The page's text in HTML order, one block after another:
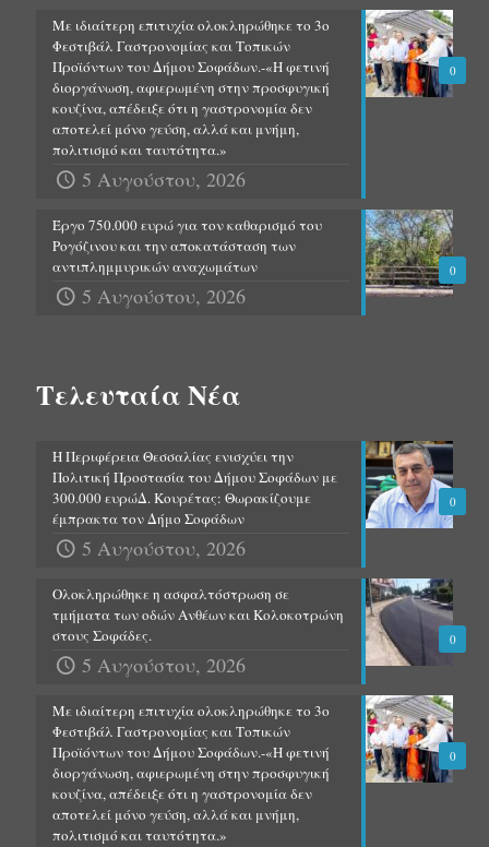
0
Με ιδιαίτερη επιτυχία ολοκληρώθηκε το 3ο
Φεστιβάλ Γαστρονομίας και Τοπικών
Προϊόντων του Δήμου Σοφάδων.-«Η φετινή
διοργάνωση, αφιερωμένη στην προσφυγική
κουζίνα, απέδειξε ότι η γαστρονομία δεν
αποτελεί μόνο γεύση, αλλά και μνήμη,
πολιτισμό και ταυτότητα.»
5 Αυγούστου, 2026
0
Έργο 750.000 ευρώ για τον καθαρισμό του
Ρογόζινου και την αποκατάσταση των
αντιπλημμυρικών αναχωμάτων
5 Αυγούστου, 2026
Τελευταία Νέα
0
Η Περιφέρεια Θεσσαλίας ενισχύει την
Πολιτική Προστασία του Δήμου Σοφάδων με
300.000 ευρώΔ. Κουρέτας: Θωρακίζουμε
έμπρακτα τον Δήμο Σοφάδων
5 Αυγούστου, 2026
0
Ολοκληρώθηκε η ασφαλτόστρωση σε
τμήματα των οδών Ανθέων και Κολοκοτρώνη
στους Σοφάδες.
5 Αυγούστου, 2026
0
Με ιδιαίτερη επιτυχία ολοκληρώθηκε το 3ο
Φεστιβάλ Γαστρονομίας και Τοπικών
Προϊόντων του Δήμου Σοφάδων.-«Η φετινή
διοργάνωση, αφιερωμένη στην προσφυγική
κουζίνα, απέδειξε ότι η γαστρονομία δεν
αποτελεί μόνο γεύση, αλλά και μνήμη,
πολιτισμό και ταυτότητα.»